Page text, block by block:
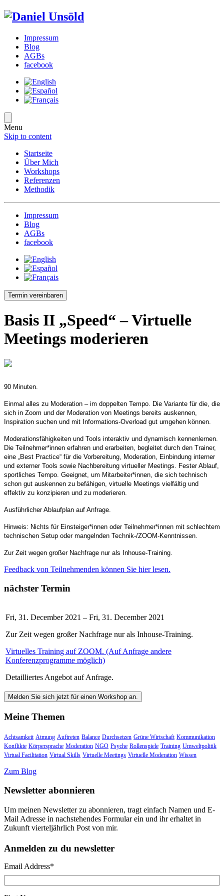
Impressum
Blog
AGBs
facebook
Menu
Skip to content
Startseite
Über Mich
Workshops
Referenzen
Methodik
Impressum
Blog
AGBs
facebook
Termin vereinbaren
Basis II „Speed“ – Virtuelle
Meetings moderieren
90 Minuten.
Einmal alles zu Moderation – im doppelten Tempo. Die Variante für die, die
sich in Zoom und der Moderation von Meetings bereits auskennen,
Inspiration suchen und mit Informations-Overload gut umgehen können.
Moderationsfähigkeiten und Tools interaktiv und dynamisch kennenlernen.
Die Teilnehmer*innen erfahren und erarbeiten, begleitet durch den Trainer,
eine „Best Practice“ für die Vorbereitung, Moderation, Einbindung interner
und externer Tools sowie Nachbereitung virtueller Meetings. Fester Ablauf,
sportliches Tempo. Geeignet, um Mitarbeiter*innen, die sich technisch
schon gut auskennen zu befähigen, virtuelle Meetings vielfältig und
effektiv zu konzipieren und zu moderieren.
Ausführlicher Ablaufplan auf Anfrage.
Hinweis: Nichts für Einsteiger*innen oder Teilnehmer*innen mit schlechtem
technischen Setup oder mangelnden Technik-/ZOOM-Kenntnissen.
Zur Zeit wegen großer Nachfrage nur als Inhouse-Training.
Feedback von Teilnehmenden können Sie hier lesen.
nächster Termin
Fri, 31. December 2021 – Fri, 31. December 2021
Zur Zeit wegen großer Nachfrage nur als Inhouse-Training.
Virtuelles Training auf ZOOM. (Auf Anfrage andere
Konferenzprogramme möglich)
Detailliertes Angebot auf Anfrage.
Melden Sie sich jetzt für einen Workshop an.
Meine Themen
Achtsamkeit Atmung Auftreten Balance Durchsetzen Grüne Wirtschaft Kommunikation
Konflikte Körpersprache Moderation NGO Psyche Rollenspiele Training Umweltpolitik
Virtual Facilitation Virtual Skills Virtuelle Meetings Virtuelle Moderation Wissen
Zum Blog
Newsletter abonnieren
Um meinen Newsletter zu abonnieren, tragt einfach Namen und E-
Mail Adresse in nachstehendes Formular ein und ihr erhaltet in
Zukunft vierteljährlich Post von mir.
Anmelden zu du newsletter
Email Address*